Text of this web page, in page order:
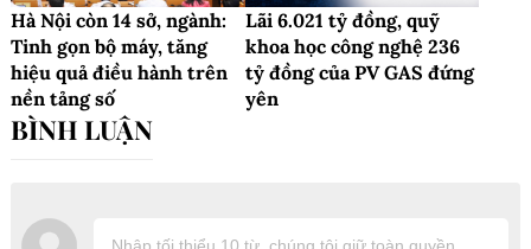
Hà Nội còn 14 sở, ngành:
Tinh gọn bộ máy, tăng
hiệu quả điều hành trên
nền tảng số
Lãi 6.021 tỷ đồng, quỹ
khoa học công nghệ 236
tỷ đồng của PV GAS đứng
yên